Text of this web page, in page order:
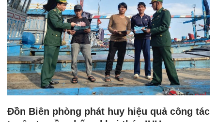
Đồn Biên phòng phát huy hiệu quả công tác